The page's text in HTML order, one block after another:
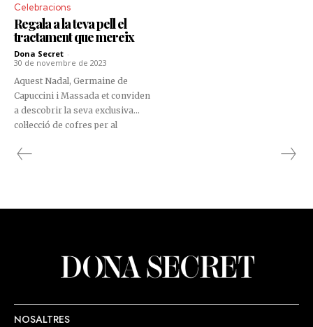
Celebracions
Regala a la teva pell el
tractament que mereix
Dona Secret -
30 de novembre de 2023
Aquest Nadal, Germaine de
Capuccini i Massada et conviden
a descobrir la seva exclusiva
col·lecció de cofres per al
meticulosament dissenyats per
NOSALTRES